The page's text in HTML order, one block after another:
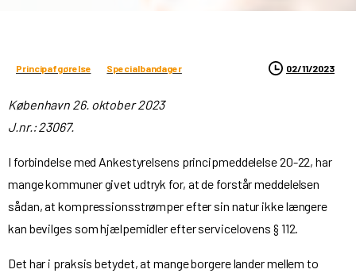
Principafgørelse Specialbandager 02/11/2023
København 26. oktober 2023
J.nr.: 23067.
I forbindelse med Ankestyrelsens principmeddelelse 20-22, har
mange kommuner givet udtryk for, at de forstår meddelelsen
sådan, at kompressionsstrømper efter sin natur ikke længere
kan bevilges som hjælpemidler efter servicelovens § 112.
Det har i praksis betydet, at mange borgere lander mellem to